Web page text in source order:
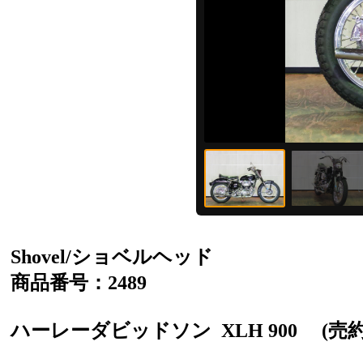
Shovel/ショベルヘッド
商品番号：2489
ハーレーダビッドソン XLH 900 (売